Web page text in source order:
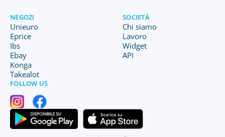
NEGOZI
Unieuro
Eprice
Ibs
Ebay
Konga
Takealot
SOCIETÀ
Chi siamo
Lavoro
Widget
API
FOLLOW US